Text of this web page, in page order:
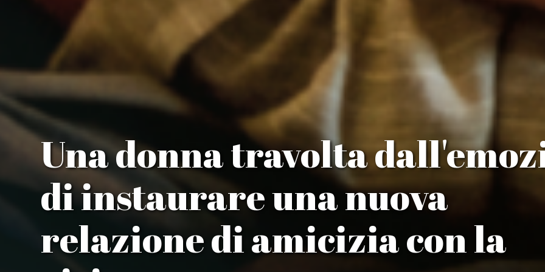
Una donna travolta
di instaurare una nuova
relazione di amicizia con la